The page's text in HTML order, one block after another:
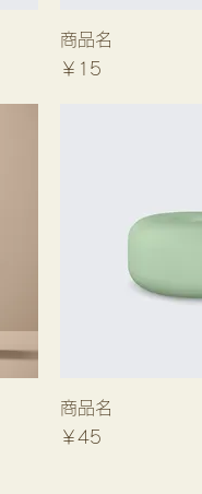
商品名
価格
￥15
商品名
価格
￥45